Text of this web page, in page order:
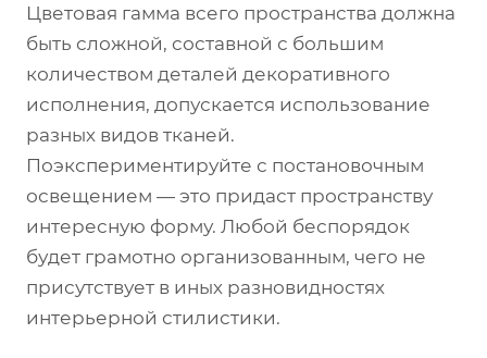
Цветовая гамма всего пространства должна
быть сложной, составной с большим
количеством деталей декоративного
исполнения, допускается использование
разных видов тканей.
Поэкспериментируйте с постановочным
освещением — это придаст пространству
интересную форму. Любой беспорядок
будет грамотно организованным, чего не
присутствует в иных разновидностях
интерьерной стилистики.